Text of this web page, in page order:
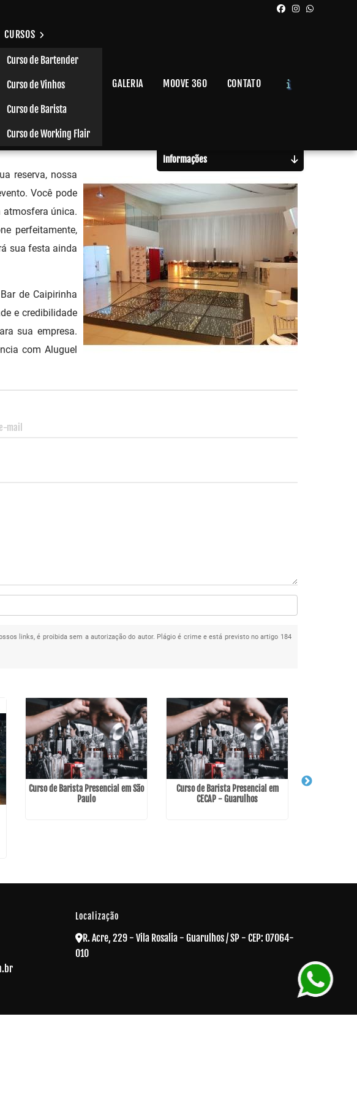
CURSOS
Curso de Bartender
Curso de Vinhos
Curso de Barista
Curso de Working Flair
GALERIA MOOVE 360 CONTATO
reserva, nossa
Você pode
atmosfera única.
perfeitamente,
sua festa ainda
de Caipirinha
e credibilidade
sua empresa.
com Aluguel
links, é proibida sem a autorização do autor. Plágio é crime e está previsto no artigo 184
Informações
Curso de Barista Presencial em São
Paulo
Curso de Barista Presencial em
CECAP - Guarulhos
Localização
R. Acre, 229 - Vila Rosalia - Guarulhos / SP - CEP: 07064-
010